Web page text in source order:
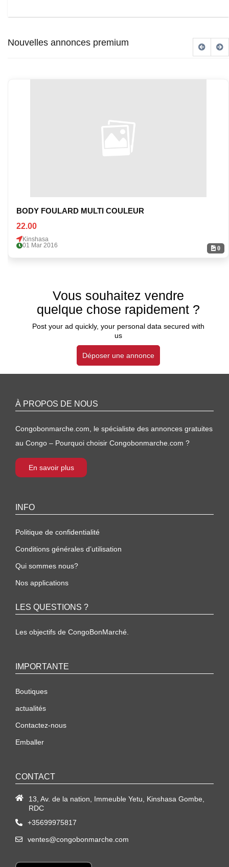
Nouvelles annonces premium
0
BODY FOULARD MULTI COULEUR
22.00
Kinshasa
01 Mar 2016
Vous souhaitez vendre
quelque chose rapidement ?
Post your ad quickly, your personal data secured with
us
Déposer une annonce
À PROPOS DE NOUS
Congobonmarche.com, le spécialiste des annonces gratuites
au Congo – Pourquoi choisir Congobonmarche.com ?
En savoir plus
INFO
Politique de confidentialité
Conditions générales d’utilisation
Qui sommes nous?
Nos applications
LES QUESTIONS ?
Les objectifs de CongoBonMarché.
IMPORTANTE
Boutiques
actualités
Contactez-nous
Emballer
CONTACT
13, Av. de la nation, Immeuble Yetu, Kinshasa Gombe,
RDC
+35699975817
ventes@congobonmarche.com